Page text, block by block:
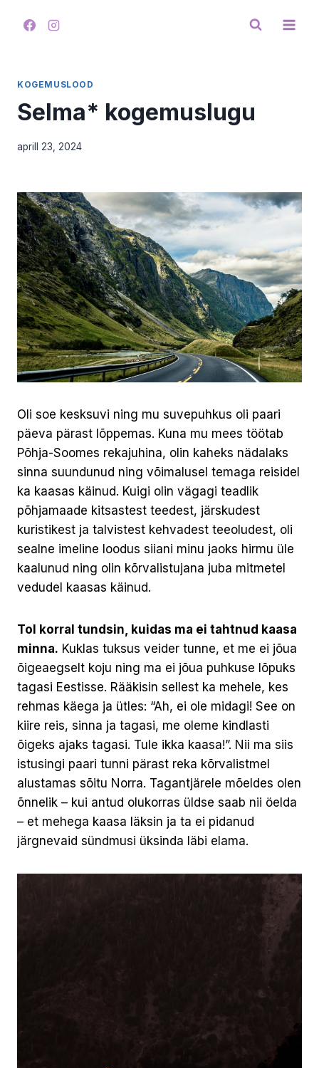
KOGEMUSLOOD
Selma* kogemuslugu
aprill 23, 2024
Oli soe kesksuvi ning mu suvepuhkus oli paari
päeva pärast lõppemas. Kuna mu mees töötab
Põhja-Soomes rekajuhina, olin kaheks nädalaks
sinna suundunud ning võimalusel temaga reisidel
ka kaasas käinud. Kuigi olin vägagi teadlik
põhjamaade kitsastest teedest, järskudest
kuristikest ja talvistest kehvadest teeoludest, oli
sealne imeline loodus siiani minu jaoks hirmu üle
kaalunud ning olin kõrvalistujana juba mitmetel
vedudel kaasas käinud.
Tol korral tundsin, kuidas ma ei tahtnud kaasa
minna. Kuklas tuksus veider tunne, et me ei jõua
õigeaegselt koju ning ma ei jõua puhkuse lõpuks
tagasi Eestisse. Rääkisin sellest ka mehele, kes
rehmas käega ja ütles: “Ah, ei ole midagi! See on
kiire reis, sinna ja tagasi, me oleme kindlasti
õigeks ajaks tagasi. Tule ikka kaasa!”. Nii ma siis
istusingi paari tunni pärast reka kõrvalistmel
alustamas sõitu Norra. Tagantjärele mõeldes olen
õnnelik – kui antud olukorras üldse saab nii öelda
– et mehega kaasa läksin ja ta ei pidanud
järgnevaid sündmusi üksinda läbi elama.